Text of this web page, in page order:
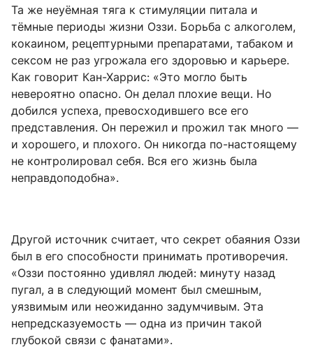
Та же неуёмная тяга к стимуляции питала и
тёмные периоды жизни Оззи. Борьба с алкоголем,
кокаином, рецептурными препаратами, табаком и
сексом не раз угрожала его здоровью и карьере.
Как говорит Кан-Харрис: «Это могло быть
невероятно опасно. Он делал плохие вещи. Но
добился успеха, превосходившего все его
представления. Он пережил и прожил так много —
и хорошего, и плохого. Он никогда по-настоящему
не контролировал себя. Вся его жизнь была
неправдоподобна».
Другой источник считает, что секрет обаяния Оззи
был в его способности принимать противоречия.
«Оззи постоянно удивлял людей: минуту назад
пугал, а в следующий момент был смешным,
уязвимым или неожиданно задумчивым. Эта
непредсказуемость — одна из причин такой
глубокой связи с фанатами».